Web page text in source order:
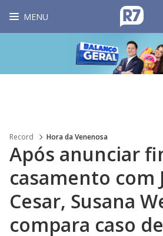
MENU
Record Hora da Venenosa
Após anunciar
casamento com
Cesar, Susana
compara caso